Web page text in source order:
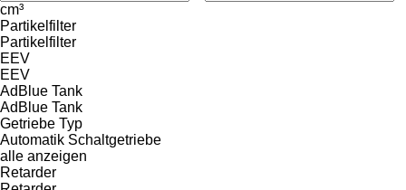
cm³
Partikelfilter
Partikelfilter
EEV
EEV
AdBlue Tank
AdBlue Tank
Getriebe Typ
Automatik Schaltgetriebe
alle anzeigen
Retarder